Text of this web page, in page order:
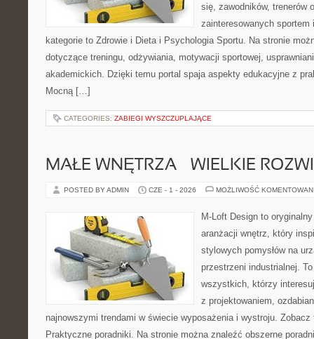
się, zawodników, trenerów
zainteresowanych sportem
kategorie to Zdrowie i Dieta i Psychologia Sportu. Na stronie
dotyczące treningu, odżywiania, motywacji sportowej,
akademickich. Dzięki temu portal spaja aspekty edukacyjne z
Mocną […]
CATEGORIES: ZABIEGI WYSZCZUPLAJĄCE
MAŁE WNĘTRZA – WIELKIE
POSTED BY ADMIN CZE - 1 - 2026 MOŻLIWOŚĆ
M-Loft Design to
aranżacji wnętrz, który
stylowych pomysłów na
przestrzeni industrialnej.
wszystkich, którzy
z projektowaniem,
najnowszymi trendami w świecie wyposażenia i wystroju. Zobacz
Praktyczne poradniki. Na stronie można znaleźć obszerne